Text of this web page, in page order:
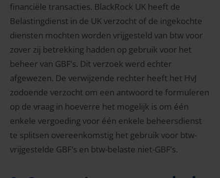
financiële transacties. BlackRock UK heeft de
Belastingdienst in de UK verzocht of de ingekochte
diensten mochten worden vrijgesteld van btw voor
zover zij betrekking hadden op gebruik voor het
beheer van GBF’s. Dit verzoek werd echter
afgewezen. De verwijzende rechter heeft het HvJ
zodoende verzocht om een antwoord te formuleren
op de vraag in hoeverre het mogelijk is om één
enkele vergoeding voor één enkele beheersdienst
te splitsen overeenkomstig het gebruik voor btw-
vrijgestelde GBF’s en btw-belaste niet-GBF’s.